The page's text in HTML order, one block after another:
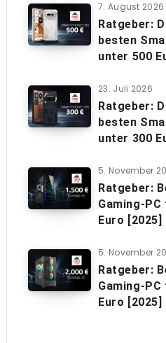
7. August 2026
Ratgeber:
besten
unter 500
23. Juli 2026
Ratgeber:
besten
unter 300
5. November
Ratgeber:
Gaming-
Euro [2025]
5. November
Ratgeber:
Gaming-
Euro [2025]